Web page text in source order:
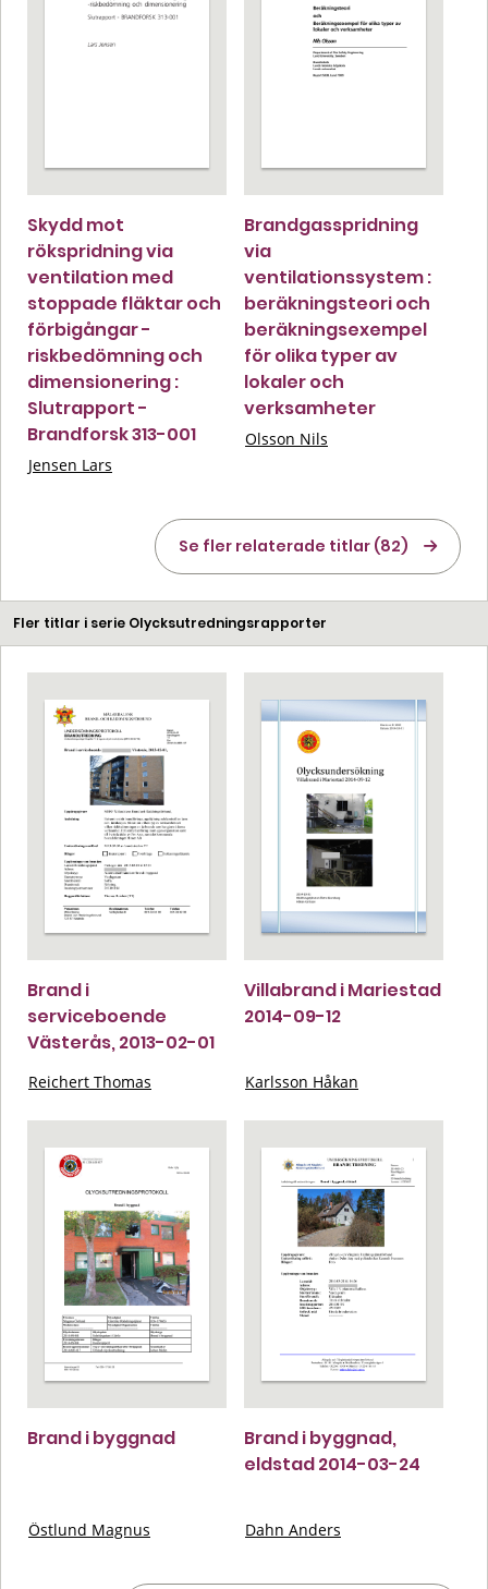
Skydd mot
rökspridning via
ventilation med
stoppade fläktar och
förbigångar -
riskbedömning och
dimensionering :
Slutrapport -
Brandforsk 313-001
Jensen Lars
Brandgasspridning
via
ventilationssystem :
beräkningsteori och
beräkningsexempel
för olika typer av
lokaler och
verksamheter
Olsson Nils
Se fler relaterade titlar (82)
Fler titlar i serie Olycksutredningsrapporter
Brand i
serviceboende
Västerås, 2013-02-01
Reichert Thomas
Villabrand i Mariestad
2014-09-12
Karlsson Håkan
Brand i byggnad
Östlund Magnus
Brand i byggnad,
eldstad 2014-03-24
Dahn Anders